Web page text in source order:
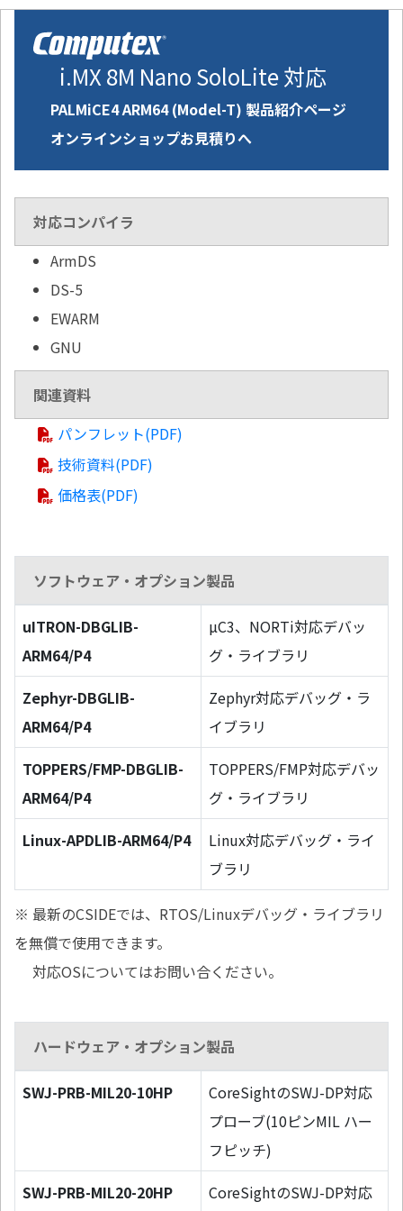
i.MX 8M Nano SoloLite 対応
PALMiCE4 ARM64 (Model-T) 製品紹介ページ
オンラインショップお見積りへ
対応コンパイラ
ArmDS
DS-5
EWARM
GNU
関連資料
パンフレット(PDF)
技術資料(PDF)
価格表(PDF)
ソフトウェア・オプション製品
uITRON-DBGLIB-
ARM64/P4
µC3、NORTi対応デバッ
グ・ライブラリ
Zephyr-DBGLIB-
ARM64/P4
Zephyr対応デバッグ・ラ
イブラリ
TOPPERS/FMP-DBGLIB-
ARM64/P4
TOPPERS/FMP対応デバッ
グ・ライブラリ
Linux-APDLIB-ARM64/P4
Linux対応デバッグ・ライ
ブラリ
※ 最新のCSIDEでは、RTOS/Linuxデバッグ・ライブラリ
を無償で使用できます。
対応OSについてはお問い合ください。
ハードウェア・オプション製品
SWJ-PRB-MIL20-10HP
CoreSightのSWJ-DP対応
プローブ(10ピンMIL ハー
フピッチ)
SWJ-PRB-MIL20-20HP
CoreSightのSWJ-DP対応